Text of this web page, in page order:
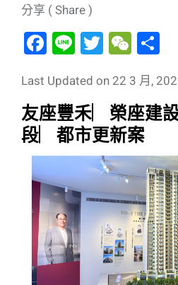
分享 ( Share )
F
a
c
e
b
o
o
k
Li
n
e
T
wi
tt
er
W
e
C
h
at
Last Updated on 22 3 月,
友座豐禾︳榮座建
段︳都市更新案